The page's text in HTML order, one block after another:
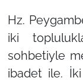
Hz.
iki
sohbetiyle
ibadet ile.